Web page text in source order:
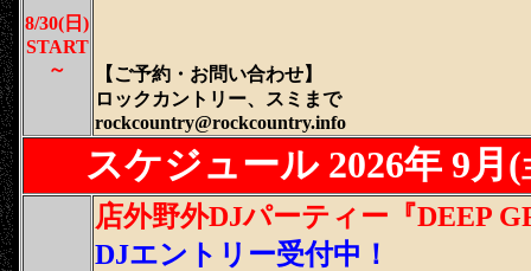
8/30(日)
START
～
【ご予約・ お問い合わせ】
ロックカントリー、スミまで
rockcountry@rockcountry.info
スケジュール 2026年 9月 (
店外野外DJパーティー『DEEP
DJエントリー受付中！